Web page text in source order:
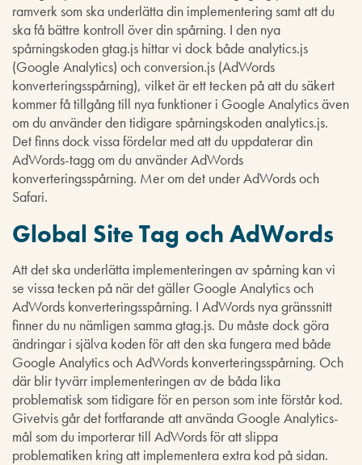
ramverk som ska underlätta din implementering samt att du
ska få bättre kontroll över din spårning. I den nya
spårningskoden gtag.js hittar vi dock både analytics.js
(Google Analytics) och conversion.js (AdWords
konverteringsspårning), vilket är ett tecken på att du säkert
kommer få tillgång till nya funktioner i Google Analytics även
om du använder den tidigare spårningskoden analytics.js.
Det finns dock vissa fördelar med att du uppdaterar din
AdWords-tagg om du använder AdWords
konverteringsspårning. Mer om det under AdWords och
Safari.
Global Site Tag och AdWords
Att det ska underlätta implementeringen av spårning kan vi
se vissa tecken på när det gäller Google Analytics och
AdWords konverteringsspårning. I AdWords nya gränssnitt
finner du nu nämligen samma gtag.js. Du måste dock göra
ändringar i själva koden för att den ska fungera med både
Google Analytics och AdWords konverteringsspårning. Och
där blir tyvärr implementeringen av de båda lika
problematisk som tidigare för en person som inte förstår kod.
Givetvis går det fortfarande att använda Google Analytics-
mål som du importerar till AdWords för att slippa
problematiken kring att implementera extra kod på sidan.